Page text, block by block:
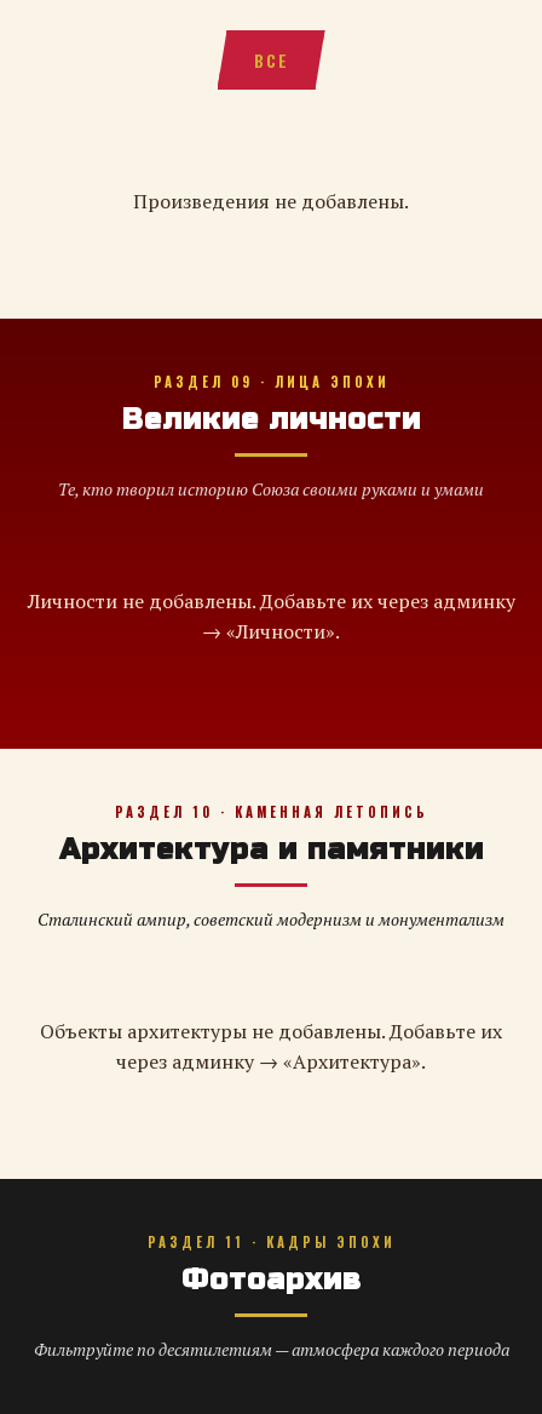
ВСЕ
Произведения не добавлены.
РАЗДЕЛ 09 · ЛИЦА ЭПОХИ
Великие личности
Те, кто творил историю Союза своими руками и умами
Личности не добавлены. Добавьте их через админку
→ «Личности».
РАЗДЕЛ 10 · КАМЕННАЯ ЛЕТОПИСЬ
Архитектура и памятники
Сталинский ампир, советский модернизм и монументализм
Объекты архитектуры не добавлены. Добавьте их
через админку → «Архитектура».
РАЗДЕЛ 11 · КАДРЫ ЭПОХИ
Фотоархив
Фильтруйте по десятилетиям — атмосфера каждого периода